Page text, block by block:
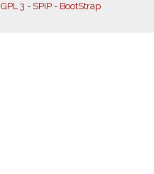
GPL 3 - SPIP - BootStrap